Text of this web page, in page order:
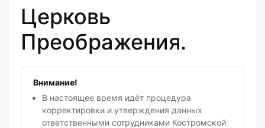
Церковь
Преображения.
Внимание!
В настоящее время идёт процедура
корректировки и утверждения данных
ответственными сотрудниками Костромской